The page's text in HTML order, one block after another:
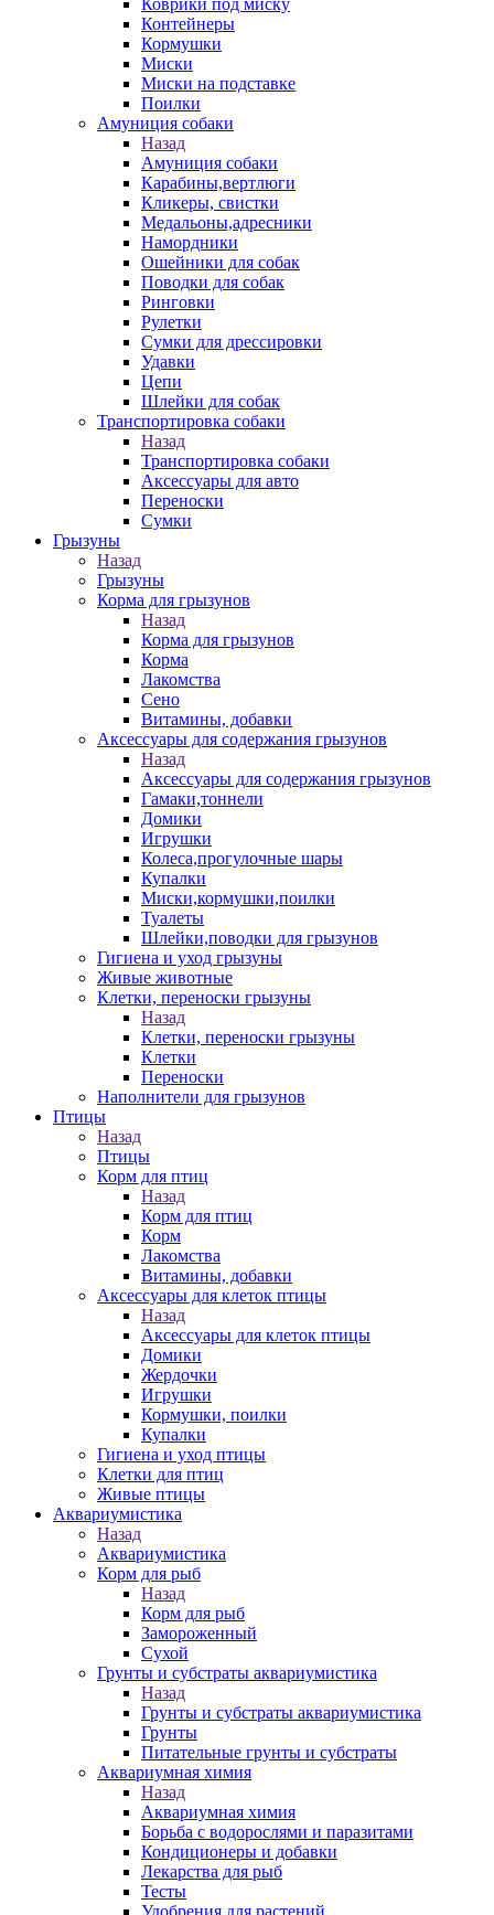
Коврики под миску
Контейнеры
Кормушки
Миски
Миски на подставке
Поилки
Амуниция собаки
Назад
Амуниция собаки
Карабины,вертлюги
Кликеры, свистки
Медальоны,адресники
Намордники
Ошейники для собак
Поводки для собак
Ринговки
Рулетки
Сумки для дрессировки
Удавки
Цепи
Шлейки для собак
Транспортировка собаки
Назад
Транспортировка собаки
Аксессуары для авто
Переноски
Сумки
Грызуны
Назад
Грызуны
Корма для грызунов
Назад
Корма для грызунов
Корма
Лакомства
Сено
Витамины, добавки
Аксессуары для содержания грызунов
Назад
Аксессуары для содержания грызунов
Гамаки,тоннели
Домики
Игрушки
Колеса,прогулочные шары
Купалки
Миски,кормушки,поилки
Туалеты
Шлейки,поводки для грызунов
Гигиена и уход грызуны
Живые животные
Клетки, переноски грызуны
Назад
Клетки, переноски грызуны
Клетки
Переноски
Наполнители для грызунов
Птицы
Назад
Птицы
Корм для птиц
Назад
Корм для птиц
Корм
Лакомства
Витамины, добавки
Аксессуары для клеток птицы
Назад
Аксессуары для клеток птицы
Домики
Жердочки
Игрушки
Кормушки, поилки
Купалки
Гигиена и уход птицы
Клетки для птиц
Живые птицы
Аквариумистика
Назад
Аквариумистика
Корм для рыб
Назад
Корм для рыб
Замороженный
Сухой
Грунты и субстраты аквариумистика
Назад
Грунты и субстраты аквариумистика
Грунты
Питательные грунты и субстраты
Аквариумная химия
Назад
Аквариумная химия
Борьба с водорослями и паразитами
Кондиционеры и добавки
Лекарства для рыб
Тесты
Удобрения для растений